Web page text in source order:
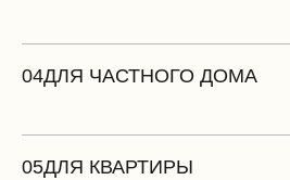
04ДЛЯ ЧАСТНОГО ДОМА
05ДЛЯ КВАРТИРЫ